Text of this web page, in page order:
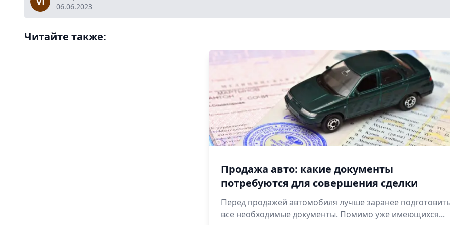
06.06.2023
Читайте также:
Продажа авто: какие документы
потребуются для совершения сделки
Перед продажей автомобиля лучше заранее
все необходимые документы. Помимо уже имеющихся...